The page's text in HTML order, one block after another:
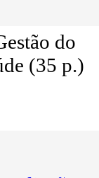
do
(35 p.)